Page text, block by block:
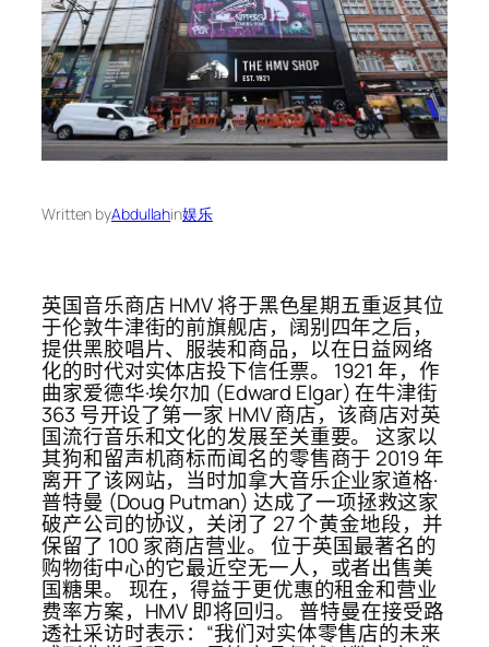
Written byAbdullahin娱乐
英国音乐商店 HMV 将于黑色星期五重返其位
于伦敦牛津街的前旗舰店，阔别四年之后，
提供黑胶唱片、服装和商品，以在日益网络
化的时代对实体店投下信任票。 1921 年，作
曲家爱德华·埃尔加 (Edward Elgar) 在牛津街
363 号开设了第一家 HMV 商店，该商店对英
国流行音乐和文化的发展至关重要。 这家以
其狗和留声机商标而闻名的零售商于 2019 年
离开了该网站，当时加拿大音乐企业家道格·
普特曼 (Doug Putman) 达成了一项拯救这家
破产公司的协议，关闭了 27 个黄金地段，并
保留了 100 家商店营业。 位于英国最著名的
购物街中心的它最近空无一人，或者出售美
国糖果。 现在，得益于更优惠的租金和营业
费率方案，HMV 即将回归。 普特曼在接受路
透社采访时表示：“我们对实体零售店的未来